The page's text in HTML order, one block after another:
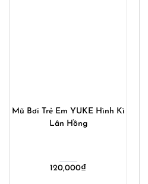
Mũ Bơi Trẻ Em YUKE Hình Kì
Lân Hồng
120,000₫